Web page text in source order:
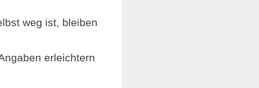
weg ist, bleiben
erleichtern